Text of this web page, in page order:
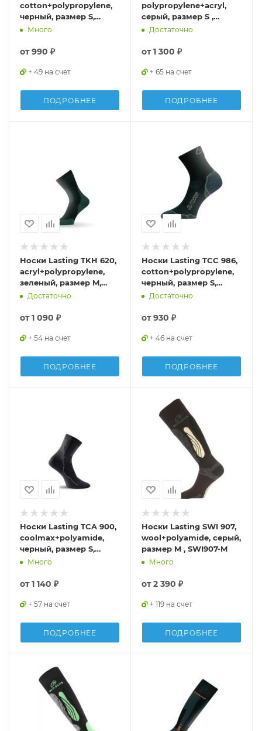
cotton+polypropylene,
черный, размер S,
TKI908S
Много
от990 ₽
+ 49 на счет
ПОДРОБНЕЕ
polypropylene+acryl,
серый, размер S ,
TKH909-S
Достаточно
от1 300 ₽
+ 65 на счет
ПОДРОБНЕЕ
Носки Lasting TKH 620,
acryl+polypropylene,
зеленый, размер M,
TKH620-M
Достаточно
от1 090 ₽
+ 54 на счет
ПОДРОБНЕЕ
Носки Lasting TCC 986,
cotton+polypropylene,
черный, размер S,
TCC986S
Достаточно
от930 ₽
+ 46 на счет
ПОДРОБНЕЕ
Носки Lasting TCA 900,
coolmax+polyamide,
черный, размер S,
TCA900S
Много
от1 140 ₽
+ 57 на счет
ПОДРОБНЕЕ
Носки Lasting SWI 907,
wool+polyamide, серый,
размер M , SWI907-M
Много
от2 390 ₽
+ 119 на счет
ПОДРОБНЕЕ